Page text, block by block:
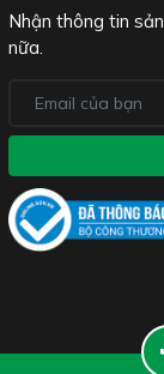
Nhận thông tin
nữa.